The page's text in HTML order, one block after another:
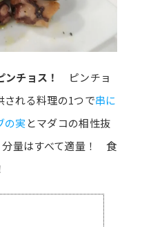
ンチョス！
ピンチョ
される料理の1つで串に
の実とマダコの相性抜
量はすべて適量！ 食